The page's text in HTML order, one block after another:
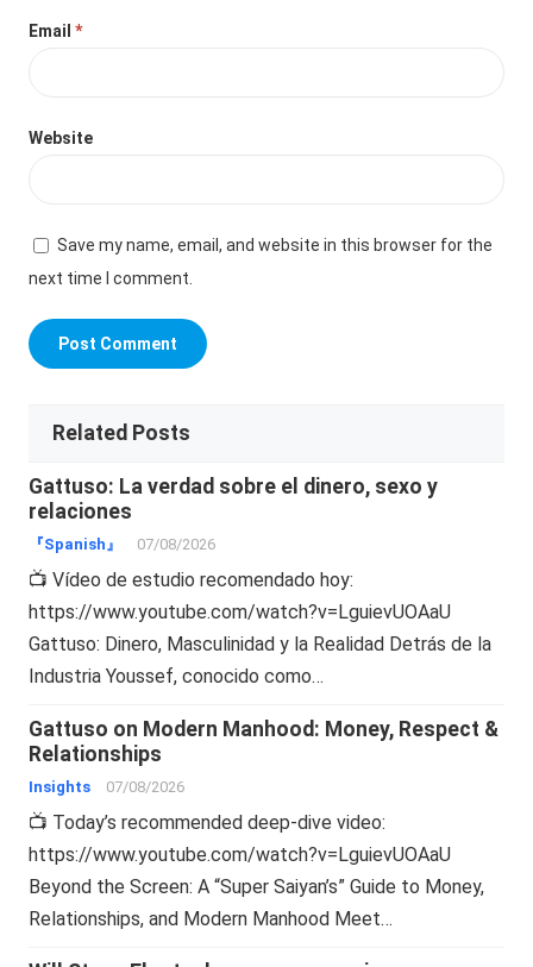
Email*
Website
Save my name, email, and website in this browser for the
next time I comment.
Related Posts
Gattuso: La verdad sobre el dinero, sexo y
relaciones
『Spanish』 07/08/2026
📺 Vídeo de estudio recomendado hoy:
https://www.youtube.com/watch?v=LguievUOAaU
Gattuso: Dinero, Masculinidad y la Realidad Detrás de la
Industria Youssef, conocido como…
Gattuso on Modern Manhood: Money, Respect &
Relationships
Insights 07/08/2026
📺 Today’s recommended deep-dive video:
https://www.youtube.com/watch?v=LguievUOAaU
Beyond the Screen: A “Super Saiyan’s” Guide to Money,
Relationships, and Modern Manhood Meet…